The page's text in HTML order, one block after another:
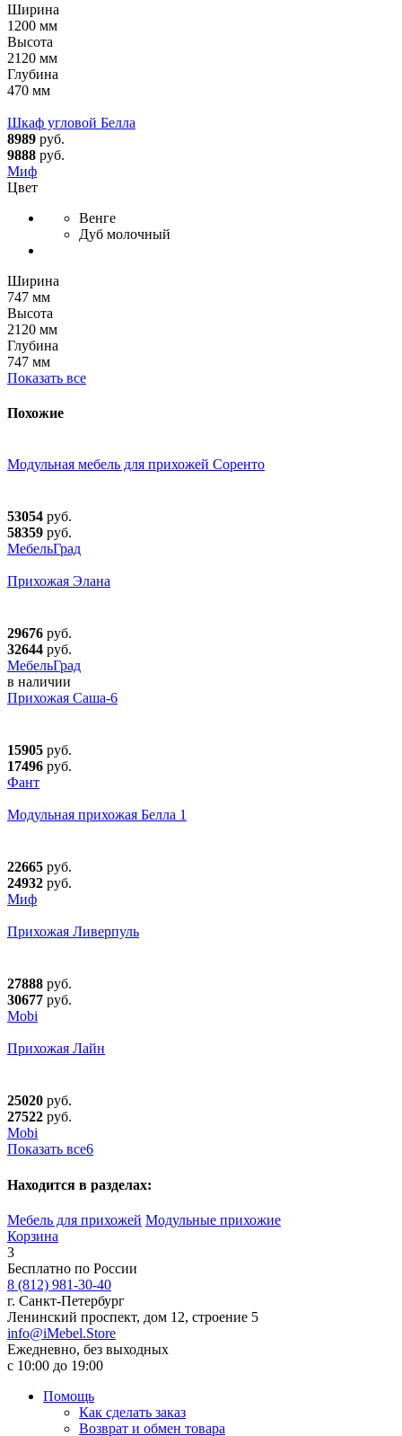
Ширина
1200 мм
Высота
2120 мм
Глубина
470 мм
Шкаф угловой Белла
8989 руб.
9888 руб.
Миф
Цвет
Венге
Дуб молочный
Ширина
747 мм
Высота
2120 мм
Глубина
747 мм
Показать все
Похожие
Модульная мебель для прихожей Соренто
53054 руб.
58359 руб.
МебельГрад
Прихожая Элана
29676 руб.
32644 руб.
МебельГрад
в наличии
Прихожая Саша-6
15905 руб.
17496 руб.
Фант
Модульная прихожая Белла 1
22665 руб.
24932 руб.
Миф
Прихожая Ливерпуль
27888 руб.
30677 руб.
Mobi
Прихожая Лайн
25020 руб.
27522 руб.
Mobi
Показать все6
Находится в разделах:
Мебель для прихожей Модульные прихожие
Корзина
3
Бесплатно по России
8 (812) 981-30-40
г. Санкт-Петербург
Ленинский проспект, дом 12, строение 5
info@iMebel.Store
Ежедневно, без выходных
с 10:00 до 19:00
Помощь
Как сделать заказ
Возврат и обмен товара